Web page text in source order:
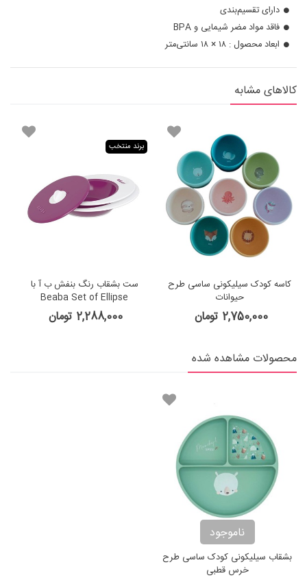
دارای تقسیم‌بندی
فاقد مواد مضر شیمایی و BPA
ابعاد محصول : ۱۸ × ۱۸ سانتی‌متر
کالاهای مشابه
کاسه کودک سیلیکونی ساسی طرح
حیوانات
2,750,000 تومان
برند منتخب
ست بشقاب رنگ بنفش ب آ با
Beaba Set of Ellipse
evolutive plates
2,288,000 تومان
محصولات مشاهده شده
ناموجود
بشقاب سیلیکونی کودک ساسی طرح
خرس قطبی